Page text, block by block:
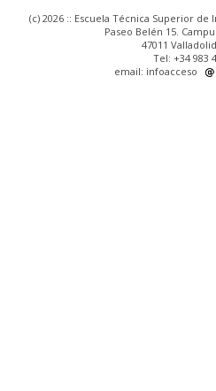
(c) 2026 :: Escuela Técnica Superior
Paseo Belén 15.
47011
Tel: +34 983
email: infoacceso